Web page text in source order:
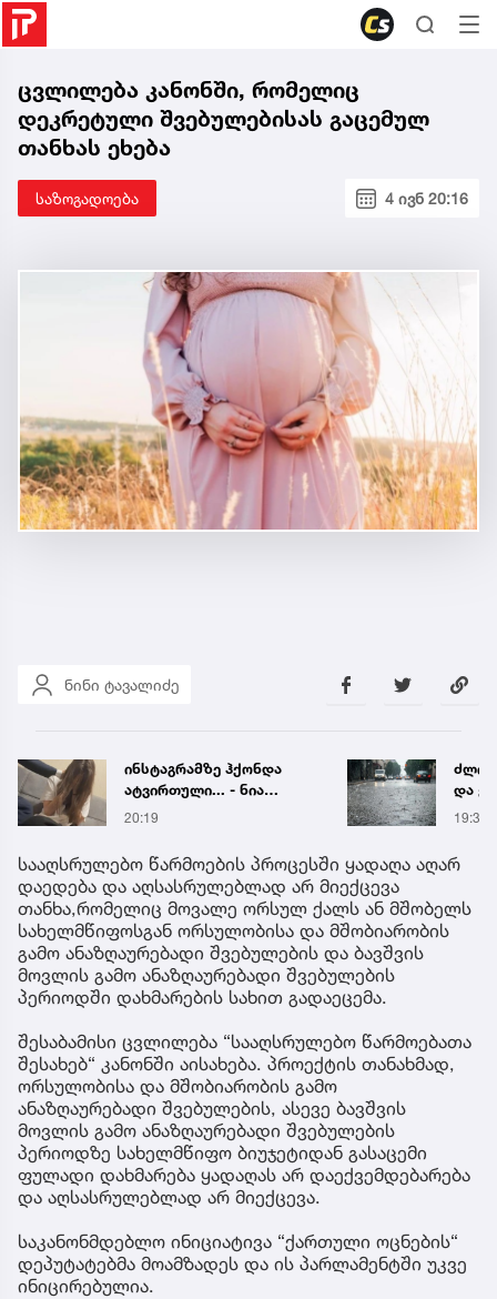
ცვლილება კანონში, რომელიც
დეკრეტული შვებულებისას გაცემულ
თანხას ეხება
საზოგადოება 4 ივნ 20:16
ნინი ტავალიძე
ინსტაგრამზე ჰქონდა
ატვირთული... - ნია
იმნაძის რომელ ფოტოზე
ავალიანის დედა
20:19
და
19:38
სააღსრულებო წარმოების პროცესში ყადაღა აღარ
დაედება და აღსასრულებლად არ მიექცევა
თანხა,რომელიც მოვალე ორსულ ქალს ან მშობელს
სახელმწიფოსგან ორსულობისა და მშობიარობის
გამო ანაზღაურებადი შვებულების და ბავშვის
მოვლის გამო ანაზღაურებადი შვებულების
პერიოდში დახმარების სახით გადაეცემა.
შესაბამისი ცვლილება “სააღსრულებო წარმოებათა
შესახებ“ კანონში აისახება. პროექტის თანახმად,
ორსულობისა და მშობიარობის გამო
ანაზღაურებადი შვებულების, ასევე ბავშვის
მოვლის გამო ანაზღაურებადი შვებულების
პერიოდზე სახელმწიფო ბიუჯეტიდან გასაცემი
ფულადი დახმარება ყადაღას არ დაექვემდებარება
და აღსასრულებლად არ მიექცევა.
საკანონმდებლო ინიციატივა “ქართული ოცნების“
დეპუტატებმა მოამზადეს და ის პარლამენტში უკვე
ინიცირებულია.